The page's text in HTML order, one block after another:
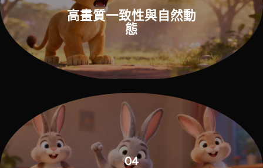
高畫質一致性與自然動
態
04